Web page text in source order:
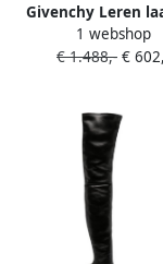
Givenchy Leren
Zwart
1 webshop
€ 1.488,- €